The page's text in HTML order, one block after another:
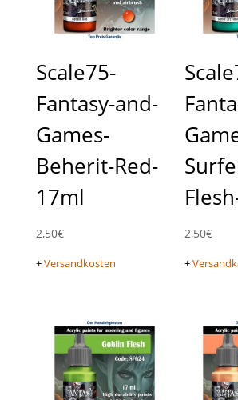
Scale75-
Fantasy-and-
Games-
Beherit-Red-
17ml
2,50€
+Versandkosten
2,50€
+